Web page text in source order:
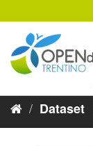
al
contenuto
Dataset